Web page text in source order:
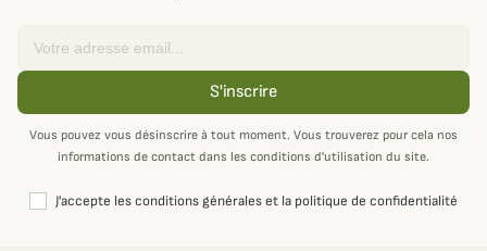
S'inscrire
Vous pouvez vous désinscrire à tout moment. Vous trouverez pour cela nos
informations de contact dans les conditions d'utilisation du site.
J'accepte les conditions générales et la politique de confidentialité